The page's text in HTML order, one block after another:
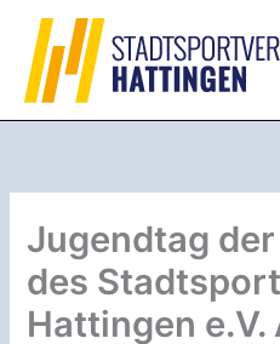
Inhalt
springen
Jugendtag
des
Hattingen e.V.